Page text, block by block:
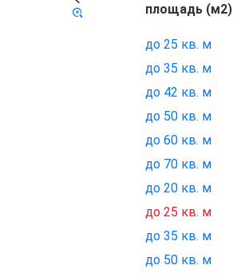
площадь (м2)
до 25 кв. м
до 35 кв. м
до 42 кв. м
до 50 кв. м
до 60 кв. м
до 70 кв. м
до 20 кв. м
до 25 кв. м
до 35 кв. м
до 50 кв. м